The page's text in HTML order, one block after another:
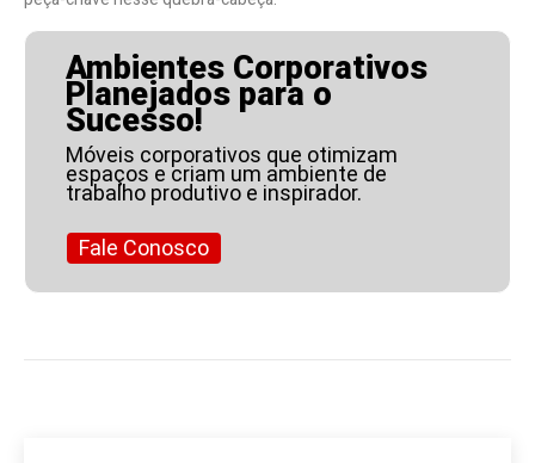
Ambientes Corporativos
Planejados para o
Sucesso!
Móveis corporativos que otimizam
espaços e criam um ambiente de
trabalho produtivo e inspirador.
Fale Conosco